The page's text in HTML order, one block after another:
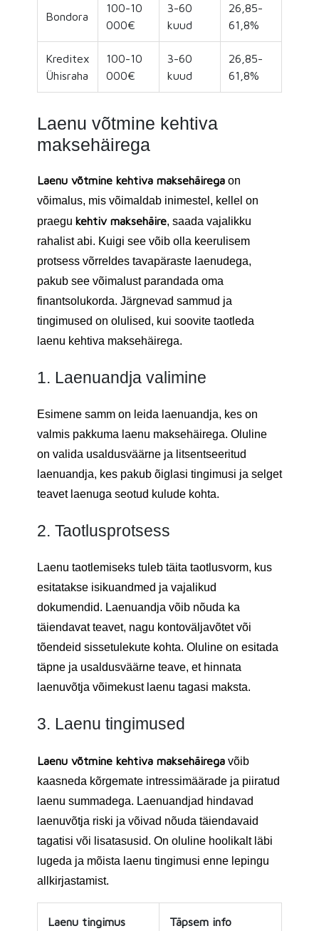
Bondora
100-10
000€
3-60
kuud
26,85-
61,8%
Kreditex
Ühisraha
100-10
000€
3-60
kuud
26,85-
61,8%
Laenu võtmine kehtiva
maksehäirega
Laenu võtmine kehtiva maksehäirega on
võimalus, mis võimaldab inimestel, kellel on
praegu kehtiv maksehäire, saada vajalikku
rahalist abi. Kuigi see võib olla keerulisem
protsess võrreldes tavapäraste laenudega,
pakub see võimalust parandada oma
finantsolukorda. Järgnevad sammud ja
tingimused on olulised, kui soovite taotleda
laenu kehtiva maksehäirega.
1. Laenuandja valimine
Esimene samm on leida laenuandja, kes on
valmis pakkuma laenu maksehäirega. Oluline
on valida usaldusväärne ja litsentseeritud
laenuandja, kes pakub õiglasi tingimusi ja selget
teavet laenuga seotud kulude kohta.
2. Taotlusprotsess
Laenu taotlemiseks tuleb täita taotlusvorm, kus
esitatakse isikuandmed ja vajalikud
dokumendid. Laenuandja võib nõuda ka
täiendavat teavet, nagu kontoväljavõtet või
tõendeid sissetulekute kohta. Oluline on esitada
täpne ja usaldusväärne teave, et hinnata
laenuvõtja võimekust laenu tagasi maksta.
3. Laenu tingimused
Laenu võtmine kehtiva maksehäirega võib
kaasneda kõrgemate intressimäärade ja piiratud
laenu summadega. Laenuandjad hindavad
laenuvõtja riski ja võivad nõuda täiendavaid
tagatisi või lisatasusid. On oluline hoolikalt läbi
lugeda ja mõista laenu tingimusi enne lepingu
allkirjastamist.
Laenu tingimus Täpsem info